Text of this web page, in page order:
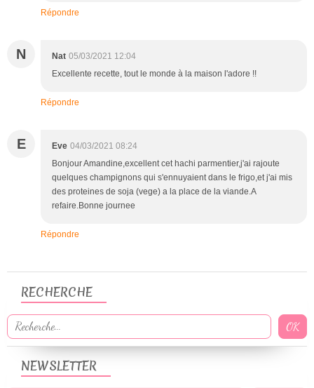
Répondre
N Nat 05/03/2021 12:04
Excellente recette, tout le monde à la maison l'adore !!
Répondre
E Eve 04/03/2021 08:24
Bonjour Amandine,excellent cet hachi parmentier,j'ai rajoute
quelques champignons qui s'ennuyaient dans le frigo,et j'ai mis
des proteines de soja (vege) a la place de la viande.A
refaire.Bonne journee
Répondre
NEWSLETTER
RECHERCHE